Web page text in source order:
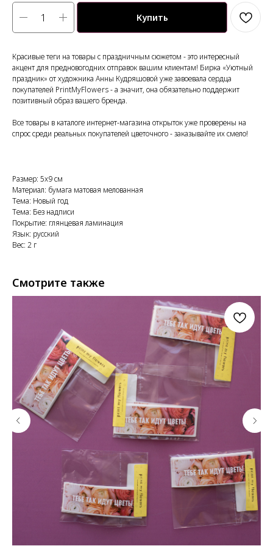
Купить
Красивые теги на товары с праздничным сюжетом - это интересный
акцент для предновогодних отправок вашим клиентам! Бирка «Уютный
праздник» от художника Анны Кудряшовой уже завоевала сердца
покупателей PrintMyFlowers - а значит, она обязательно поддержит
позитивный образ вашего бренда.
Все товары в каталоге интернет-магазина открыток уже проверены на
спрос среди реальных покупателей цветочного - заказывайте их смело!
Размер: 5x9 см
Материал: бумага матовая мелованная
Тема: Новый год
Тема: Без надписи
Покрытие: глянцевая ламинация
Язык: русский
Вес: 2 г
Смотрите также